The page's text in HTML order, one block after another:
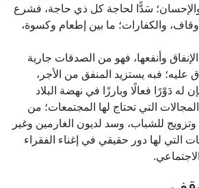
والإحسان؛ سَدًّا لحاجة كل ذي حاجة، فشرع
والكفارات؛ ما بين إطعام وكسوة،
وأنفعها، فهو من الصدقات جارية
عليه؛ فبه يستزيد المنفق من الأجر،
له دَوْرًا فعالًا وبارزًا في نهضة البلاد
التي تحتاج لها المجتمعات؛ من
للشباب، وسد لديون الغارمين وغير
التي لها دور حقيقي في إغناء الفقراء